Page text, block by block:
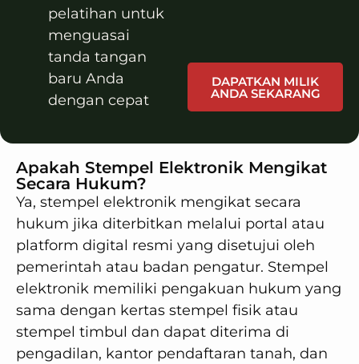
pelatihan untuk
menguasai
tanda tangan
baru Anda
dengan cepat
DAPATKAN MILIK
ANDA SEKARANG
Apakah Stempel Elektronik Mengikat
Secara Hukum?
Ya, stempel elektronik mengikat secara
hukum jika diterbitkan melalui portal atau
platform digital resmi yang disetujui oleh
pemerintah atau badan pengatur. Stempel
elektronik memiliki pengakuan hukum yang
sama dengan kertas stempel fisik atau
stempel timbul dan dapat diterima di
pengadilan, kantor pendaftaran tanah, dan